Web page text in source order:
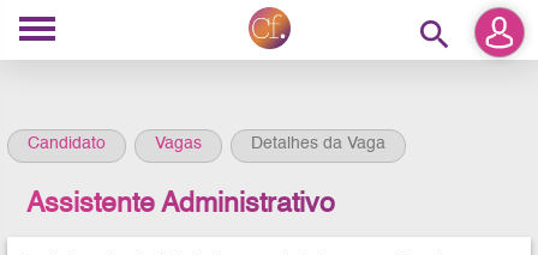
search
Candidato Vagas Detalhes da Vaga
Assistente Administrativo